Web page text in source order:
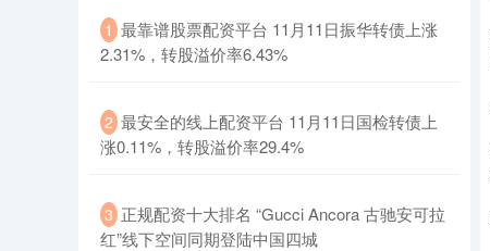
1 ​最靠谱股票配资平台 11月11日振华转债上涨
2.31%，转股溢价率6.43%
2 ​最安全的线上配资平台 11月11日国检转债上
涨0.11%，转股溢价率29.4%
3 ​正规配资十大排名 “Gucci Ancora 古驰安可拉
红”线下空间同期登陆中国四城